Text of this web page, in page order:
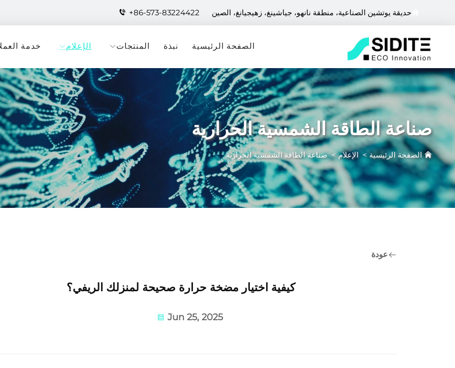
حديقة يوتشين الصناعية، منطقة نانهو، جياشينغ، زهيجيانغ، الصين +86-573-83224422
الصفحة الرئيسية نبذة المنتجات الإعلام خدمة
صناعة الطاقة الشمسية الحرارية
الصفحة الرئيسية > الإعلام>صناعة الطاقة الشمسية الحرارية
عودة
كيفية اختيار مضخة حرارة صحيحة لمنزلك الريفي؟
Jun 25, 2025